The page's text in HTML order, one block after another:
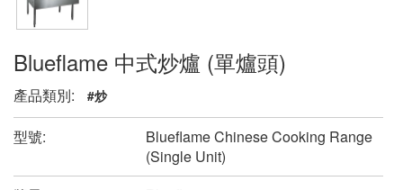
Blueflame 中式炒爐 (單爐頭)
產品類別: #炒
型號:
Blueflame Chinese Cooking Range
(Single Unit)